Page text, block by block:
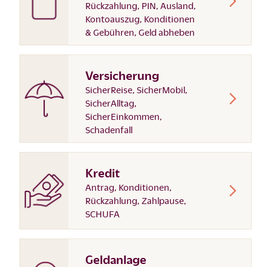
Rückzahlung, PIN, Ausland,
Kontoauszug, Konditionen
& Gebühren, Geld abheben
Versicherung
SicherReise, SicherMobil,
SicherAlltag,
SicherEinkommen,
Schadenfall
Kredit
Antrag, Konditionen,
Rückzahlung, Zahlpause,
SCHUFA
Geldanlage